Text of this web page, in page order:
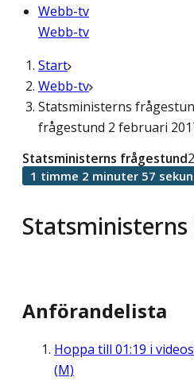
Webb-tv
Webb-tv
Start
Webb-tv
Statsministerns
frågestund 2 februari
Statsministerns frågestund
1 timme 2 minuter 57
Anförandelista
Hoppa till 01:19 i
(M)